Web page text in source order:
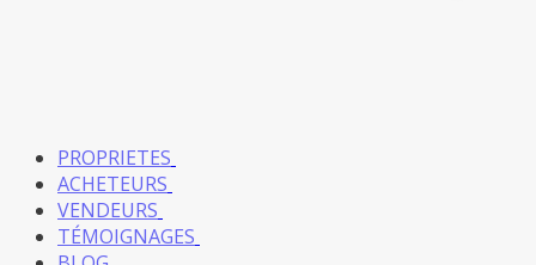
PROPRIETES
ACHETEURS
VENDEURS
TÉMOIGNAGES